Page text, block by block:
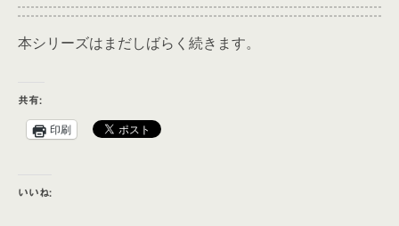
本シリーズはまだしばらく続きます。
共有:
印刷
いいね: